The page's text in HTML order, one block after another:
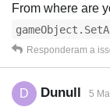
From where are
Responderam a
D Dunull 5